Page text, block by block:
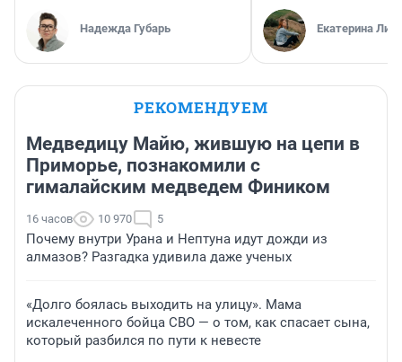
Надежда Губарь Екатерина
РЕКОМЕНДУЕМ
Медведицу Майю, жившую на цепи в
Приморье, познакомили с
гималайским медведем Фиником
16 часов 10 970 5
Почему внутри Урана и Нептуна идут дожди из
алмазов? Разгадка удивила даже ученых
«Долго боялась выходить на улицу». Мама
искалеченного бойца СВО — о том, как спасает сына,
который разбился по пути к невесте